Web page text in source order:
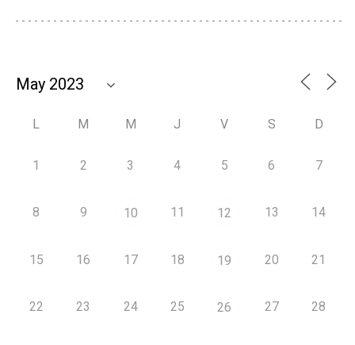
L M M J V S D
1 2 3 4 5 6 7
8 9 10 11 12 13 14
15 16 17 18 19 20 21
22 23 24 25 26 27 28